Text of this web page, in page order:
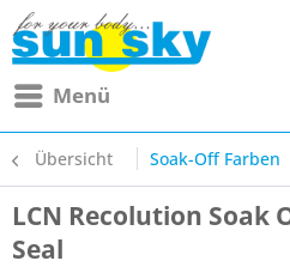
Menü
Übersicht Soak-Off Farben
LCN Recolution Soak
Seal